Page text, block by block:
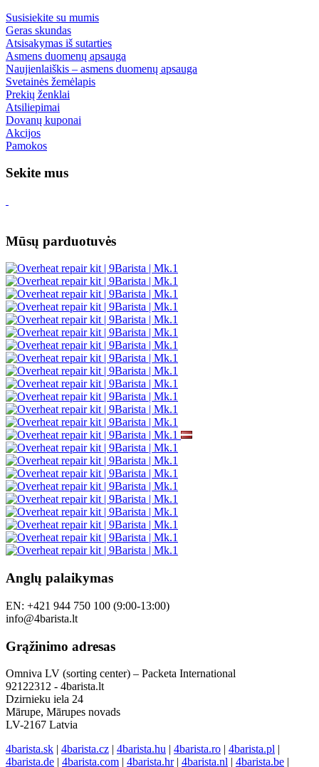
Susisiekite su mumis
Geras skundas
Atsisakymas iš sutarties
Asmens duomenų apsauga
Naujienlaiškis – asmens duomenų apsauga
Svetainės žemėlapis
Prekių ženklai
Atsiliepimai
Dovanų kuponai
Akcijos
Pamokos
Sekite mus
Mūsų parduotuvės
Anglų palaikymas
EN: +421 944 750 100 (9:00-13:00)
info@4barista.lt
Grąžinimo adresas
Omniva LV (sorting center) – Packeta International
92122312 - 4barista.lt
Dzirnieku iela 24
Mārupe, Mārupes novads
LV-2167 Latvia
4barista.sk | 4barista.cz | 4barista.hu | 4barista.ro | 4barista.pl |
4barista.de | 4barista.com | 4barista.hr| 4barista.nl | 4barista.be |